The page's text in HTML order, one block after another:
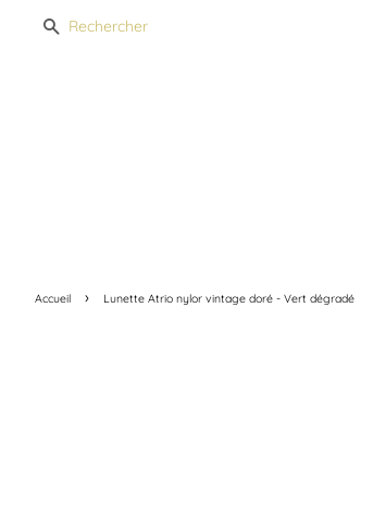
Recherche
Accueil › Lunette Atrio nylor vintage doré - Vert dégradé